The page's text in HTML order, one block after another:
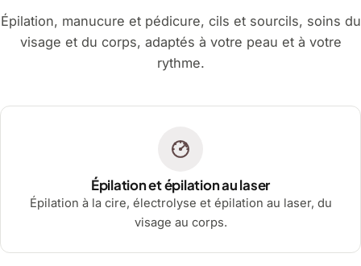
Épilation, manucure et pédicure, cils et sourcils, soins du
visage et du corps, adaptés à votre peau et à votre
rythme.
Épilation et épilation au laser
Épilation à la cire, électrolyse et épilation au laser, du
visage au corps.